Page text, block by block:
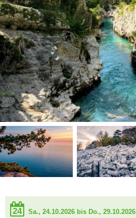
24 Sa., 24.10.2026 bis Do., 29.10.2026